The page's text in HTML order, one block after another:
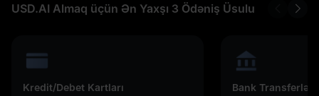
USD.AI Almaq üçün Ən Yaxşı 3 Ödəniş Üsulu
Kredit/Debet Kartları Bank Transferləri